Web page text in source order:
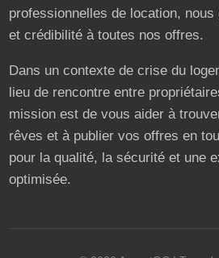
professionnelles de location,
et crédibilité à toutes nos offres.
Dans un contexte de crise du
lieu de rencontre entre
mission est de vous aider à
rêves et à publier vos offres en
pour la qualité, la sécurité et une
optimisée.